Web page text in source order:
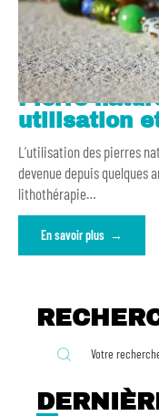
Pierre
utilisation
L’utilisation des pierres
devenue depuis quelques
lithothérapie…
En savoir plus